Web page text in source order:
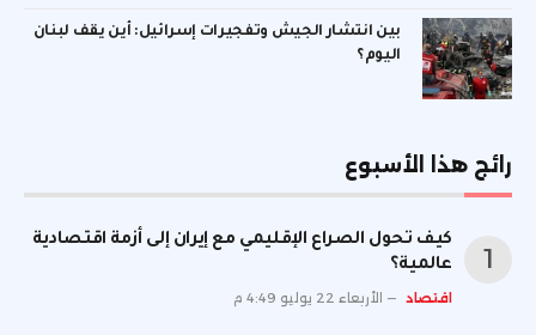
بين انتشار الجيش وتفجيرات إسرائيل: أين يقف لبنان
اليوم؟
رائج هذا الأسبوع
كيف تحول الصراع الإقليمي مع إيران إلى أزمة اقتصادية
عالمية؟
اقتصاد الأربعاء 22 يوليو 4:49 م